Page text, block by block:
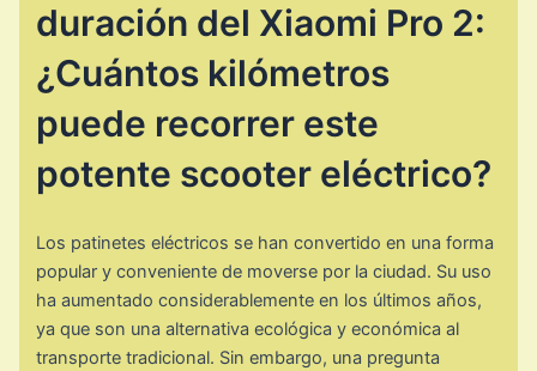
duración del Xiaomi Pro 2:
¿Cuántos kilómetros
puede recorrer este
potente scooter eléctrico?
Los patinetes eléctricos se han convertido en una forma
popular y conveniente de moverse por la ciudad. Su uso
ha aumentado considerablemente en los últimos años,
ya que son una alternativa ecológica y económica al
transporte tradicional. Sin embargo, una pregunta